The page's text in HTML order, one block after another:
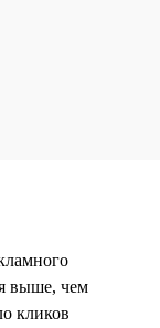
выше, чем
кликов